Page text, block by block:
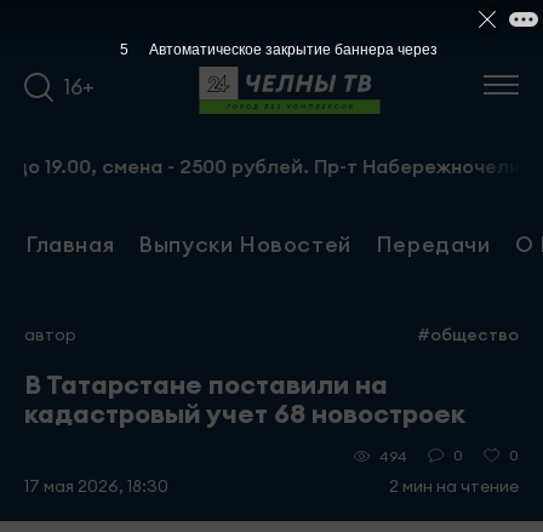
16+
смена - 2500 рублей. Пр-т
Главная Выпуски Новостей Передачи О
автор #общество
В Татарстане поставили на
кадастровый учет 68 новостроек
17 мая 2026, 18:30
494 0 0
2 мин на чтение
5 Автоматическое закрытие баннера через